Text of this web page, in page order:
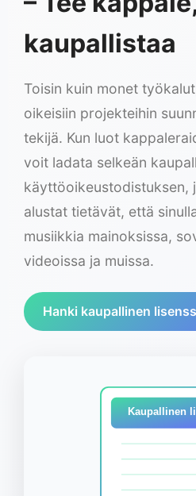
kaupallistaa
Toisin kuin monet
oikeisiin projekteihin
tekijä. Kun luot
voit ladata selkeän
käyttöoikeustodistuksen,
alustat tietävät, että
musiikkia mainoksissa,
videoissa ja muissa.
Hanki kaupallinen
Kaupallinen